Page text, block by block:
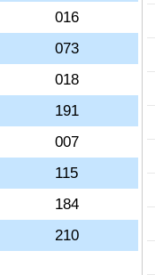
016
073
018
191
007
115
184
210